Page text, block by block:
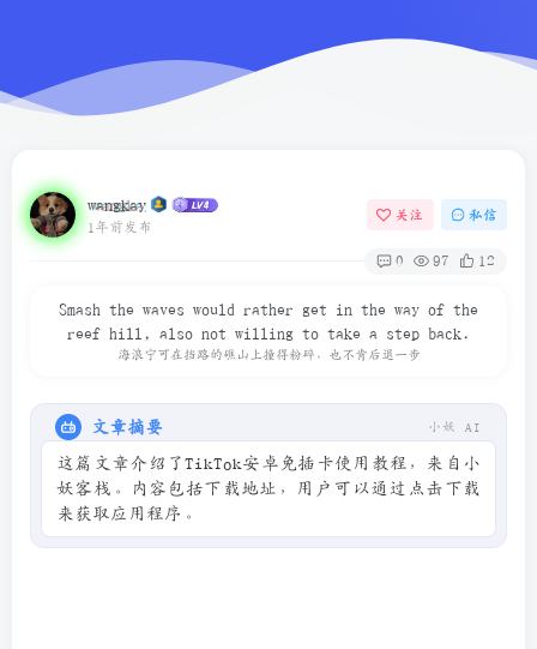
wangkay
1年前发布
关注 私信
0 97 12
Smash the waves would rather get in the way of the
reef hill, also not willing to take a step back.
海浪宁可在挡路的礁山上撞得粉碎，也不肯后退一步
文章摘要 小妖 AI
这篇文章介绍了TikTok安卓免插卡使用教程，来自小
妖客栈。内容包括下载地址，用户可以通过点击下载
来获取应用程序。